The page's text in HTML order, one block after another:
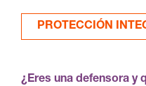
PROTECCIÓN
¿Eres una defensora y